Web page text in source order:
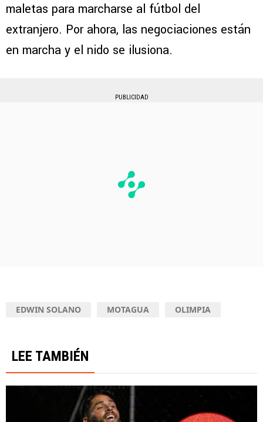
maletas para marcharse al fútbol del
extranjero. Por ahora, las negociaciones están
en marcha y el nido se ilusiona.
PUBLICIDAD
EDWIN SOLANO MOTAGUA OLIMPIA
LEE TAMBIÉN